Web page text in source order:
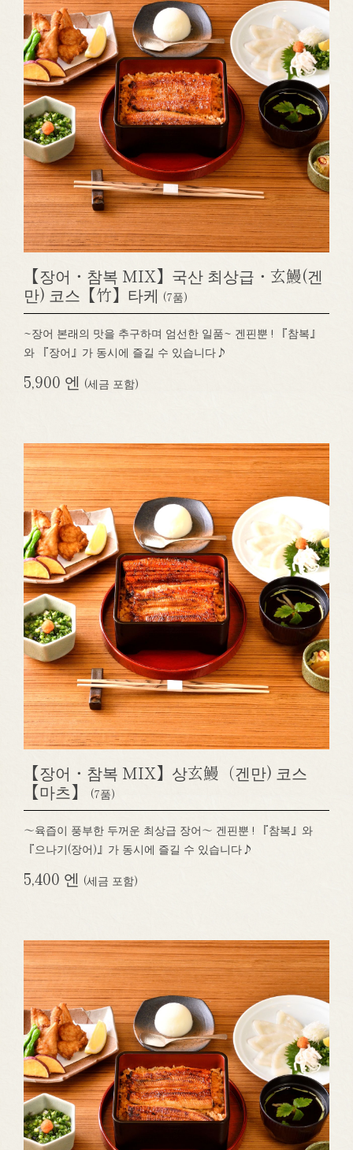
【장어・참복 MIX】국산 최상급・玄鰻(겐
만) 코스【竹】타케 (7품)
~장어 본래의 맛을 추구하며 엄선한 일품~ 겐핀뿐 ! 『참복』
와 『장어』가 동시에 즐길 수 있습니다♪
5,900 엔 (세금 포함)
【장어・참복 MIX】상玄鰻（겐만) 코스
【마츠】
(7품)
～육즙이 풍부한 두꺼운 최상급 장어～ 겐핀뿐 ! 『참복』와
『으나기(장어)』가 동시에 즐길 수 있습니다♪
5,400 엔 (세금 포함)